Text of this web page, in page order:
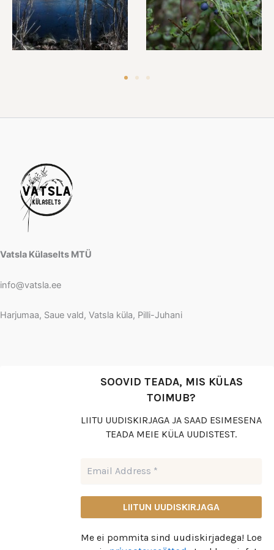
Vatsla Külaselts MTÜ
info@vatsla.ee
Harjumaa, Saue vald, Vatsla küla, Pilli-Juhani
SOOVID TEADA, MIS KÜLAS
TOIMUB?
LIITU UUDISKIRJAGA JA SAAD ESIMESENA
TEADA MEIE KÜLA UUDISTEST.
Me ei pommita sind uudiskirjadega! Loe